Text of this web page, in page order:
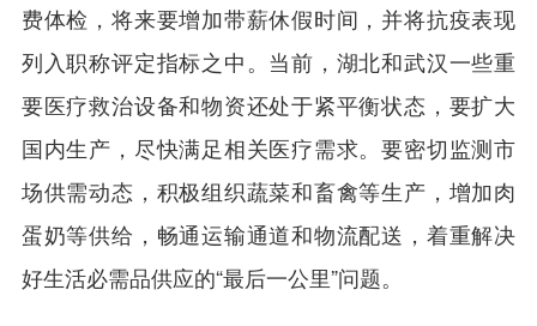
费体检，将来要增加带薪休假时间，并将抗疫表现
列入职称评定指标之中。当前，湖北和武汉一些重
要医疗救治设备和物资还处于紧平衡状态，要扩大
国内生产，尽快满足相关医疗需求。要密切监测市
场供需动态，积极组织蔬菜和畜禽等生产，增加肉
蛋奶等供给，畅通运输通道和物流配送，着重解决
好生活必需品供应的“最后一公里”问题。